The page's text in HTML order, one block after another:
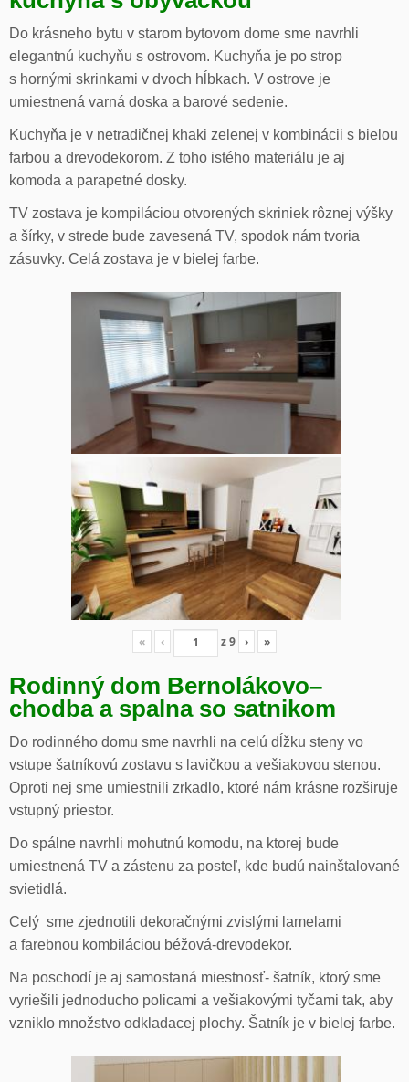
Do krásneho bytu v starom bytovom dome sme navrhli
elegantnú kuchyňu s ostrovom. Kuchyňa je po strop
s hornými skrinkami v dvoch hĺbkach. V ostrove je
umiestnená varná doska a barové sedenie.
Kuchyňa je v netradičnej khaki zelenej v kombinácii s bielou
farbou a drevodekorom. Z toho istého materiálu je aj
komoda a parapetné dosky.
TV zostava je kompiláciou otvorených skriniek rôznej výšky
a šírky, v strede bude zavesená TV, spodok nám tvoria
zásuvky. Celá zostava je v bielej farbe.
« ‹ z9 › »
Rodinný dom Bernolákovo–
chodba a spalna so satnikom
Do rodinného domu sme navrhli na celú dĺžku steny vo
vstupe šatníkovú zostavu s lavičkou a vešiakovou stenou.
Oproti nej sme umiestnili zrkadlo, ktoré nám krásne rozširuje
vstupný priestor.
Do spálne navrhli mohutnú komodu, na ktorej bude
umiestnená TV a zástenu za posteľ, kde budú nainštalované
svietidlá.
Celý sme zjednotili dekoračnými zvislými lamelami
a farebnou kombiláciou béžová-drevodekor.
Na poschodí je aj samostaná miestnosť- šatník, ktorý sme
vyriešili jednoducho policami a vešiakovými tyčami tak, aby
vzniklo množstvo odkladacej plochy. Šatník je v bielej farbe.